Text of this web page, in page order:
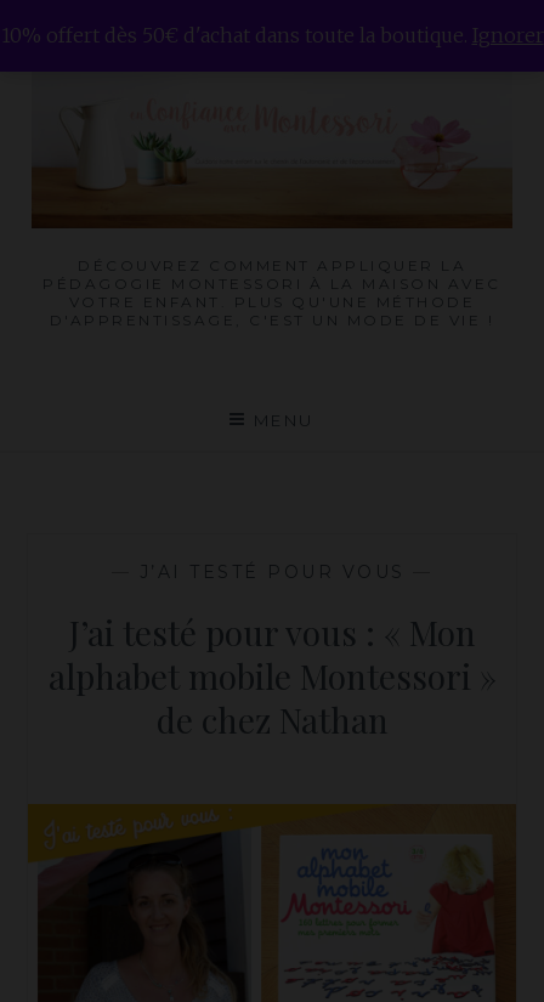
to
DÉCOUVREZ COMMENT APPLIQUER LA
PÉDAGOGIE MONTESSORI À LA MAISON AVEC
VOTRE ENFANT. PLUS QU'UNE MÉTHODE
D'APPRENTISSAGE, C'EST UN MODE DE VIE !
MENU
J’AI TESTÉ POUR VOUS
J’ai testé pour vous : « Mon
alphabet mobile Montessori »
de chez Nathan
10% offert dès 50€ d'achat dans toute la boutique. Ignorer